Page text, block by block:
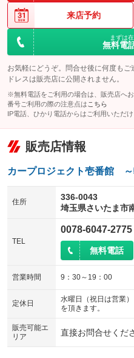
USB入力端子
100V電源
：装備なし
センターデフロック
レンタカーアップ
：装備なし
電動格納ミラー
：装備あり
HID(キセノンライト)
：装備なし
バックカメラ
：装備なし
：装備なし
ローダウン
：装備なし
パワーシート
：装備なし
：装備なし
チップアップシート
：装備なし
電動格納サードシート
：装備なし
電動リアゲート
：装備なし
シートエアコン
：装備なし
サイドカメラ
エアサスペンション
：装備なし
来店予約
まずは
無料電
お気軽にどうぞ。問合せ後に何度も
ドレスは販売店に公開されません。
※無料電話をご利用の場合は、販売店へ
番号ご利用の際の注意点は こちら
IP電話、ひかり電話からはご利用いただけ
販売店情報
カープロジェクト壱番館
住所
336-0043
埼玉県さいたま市
TEL
0078-6047-2775
無料電話
営業時間 9：30～19：00
定休日
水曜日（祝日は営業
を頂きます。
販売可能エ
リア
直接お問合せくだ